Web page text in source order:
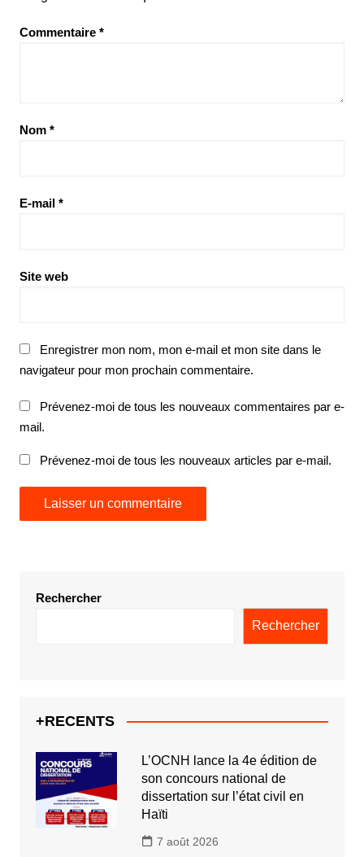
Commentaire *
Nom *
E-mail *
Site web
Enregistrer mon nom, mon e-mail et mon site dans le
navigateur pour mon prochain commentaire.
Prévenez-moi de tous les nouveaux commentaires par e-
mail.
Prévenez-moi de tous les nouveaux articles par e-mail.
Rechercher
Rechercher
+RECENTS
L’OCNH lance la 4e édition de
son concours national de
dissertation sur l’état civil en
Haïti
7 août 2026